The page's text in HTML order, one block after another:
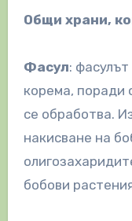
Общи храни,
Фасул:
корема, поради
се обработва.
накисване на
бобови